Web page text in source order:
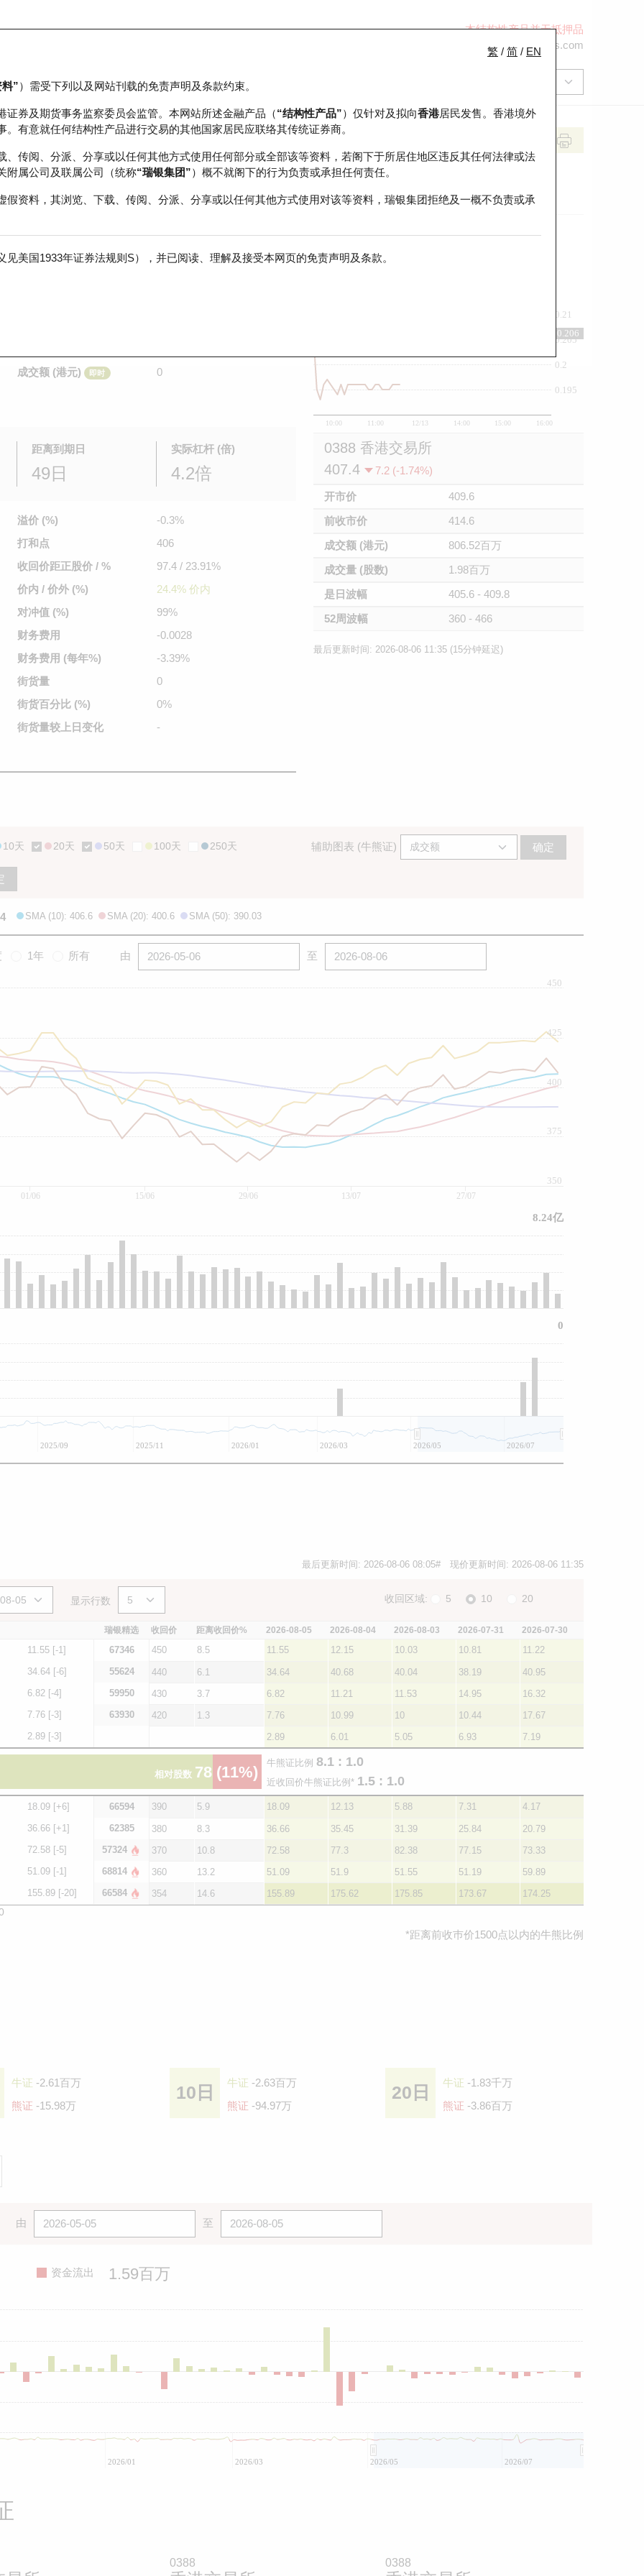
本结构性产品并无抵押品
ol-hkwarrants@ubs.com
正股数据及市场统计 瑞银轮证教室
繁 / 简 / EN
”）需受下列以及网站刊载的免责声明及条款约束。
券及期货事务监察委员会监管。本网站所述金融产品（“结构性产品”）仅针对及拟向香港居民发售。香港境外
有意就任何结构性产品进行交易的其他国家居民应联络其传统证券商。
传阅、分派、分享或以任何其他方式使用任何部分或全部该等资料，若阁下于所居住地区违反其任何法律或法
附属公司及联属公司（统称“瑞银集团”）概不就阁下的行为负责或承担任何责任。
资料，其浏览、下载、传阅、分派、分享或以任何其他方式使用对该等资料，瑞银集团拒绝及一概不负责或承
美国1933年证券法规则S），并已阅读、理解及接受本网页的免责声明及条款。
所
成交额 (港元)
即时 0
距离到期日
49日
实际杠杆 (倍)
4.2倍
溢价 (%)
-0.3%
打和点
406
收回价距正股价 / %
97.4 / 23.91%
价内 / 价外 (%)
24.4% 价内
对冲值 (%)
99%
财务费用
-0.0028
财务费用 (每年%)
-3.39%
街货量
0
街货百分比 (%)
0%
街货量较 上日变化 -
10:00 11:00 12/13 14:00 15:00 16:00
0.195
0.2
0.205
0.21
0.206
0388 香港交易所
407.4
7.2 (-1.74%)
开市价
409.6
前收市价
414.6
成交额 (港元)
806.52百万
成交量 (股数)
1.98百万
是日波幅
405.6 - 409.8
52周波幅
360 - 466
最后更新时间: 2026-08-06 11:35 (15分钟延迟)
10天 20天 50天 100天 250天 辅助图表 (牛熊证) 确定
SMA (10): 406.6 SMA (20): 400.6 SMA (50): 390.03
1年 所有 由 至
350
400
450
375
425
01/06 15/06 29/06 13/07 27/07
2025/09 2025/11 2026/01 2026/03 2026/05 2026/07
8.24亿
0
最后更新时间: 2026-08-06 08:05# 现价更新时间: 2026-08-06 11:35
显示行数 收回区域: 5 10 20
瑞银精选 收回价 距离收回价% 2026-08-05 2026-08-04 2026-08-03 2026-07-31 2026-07-30
11.55 [-1] 67346 450 8.5 11.55 12.15 10.03 10.81
11.22
34.64 [-6] 55624 440 6.1 34.64 40.68 40.04 38.19
40.95
6.82 [-4] 59950 430 3.7 6.82 11.21 11.53 14.95
16.32
7.76 [-3] 63930 420 1.3 7.76 10.99 10 10.44
17.67
2.89 [-3] 2.89 6.01 5.05 6.93 7.19
相对股数 78 (11%)
牛熊证比例 8.1 : 1.0
近收回价牛熊证比例* 1.5 : 1.0
18.09 [+6] 66594 390 5.9 18.09 12.13 5.88 7.31
4.17
36.66 [+1] 62385 380 8.3 36.66 35.45 31.39 25.84
20.79
72.58 [-5] 57324 370 10.8 72.58 77.3 82.38 77.15
73.33
51.09 [-1] 68814 360 13.2 51.09 51.9 51.55 51.19
59.89
155.89 [-20] 66584 354 14.6 155.89 175.62 175.85 173.67 174.25
*距离前收巿价1500点以内的牛熊比例
牛证 -2.61百万
熊证 -15.98万
10日 牛证 -2.63百万
熊证 -94.97万
20日 牛证 -1.83千万
熊证 -3.86百万
由 至
资金流出 1.59百万
2026/01 2026/03 2026/05 2026/07
0388 0388